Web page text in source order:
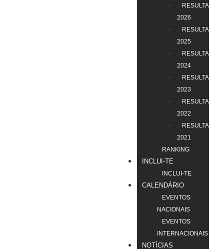
RESULTADOS
2026
RESULTADOS
2025
RESULTADOS
2024
RESULTADOS
2023
RESULTADOS
2022
RESULTADOS
2021
RANKING
INCLUI-TE
INCLUI-TE
CALENDÁRIO
EVENTOS
NACIONAIS
EVENTOS
INTERNACIONAIS
NOTÍCIAS